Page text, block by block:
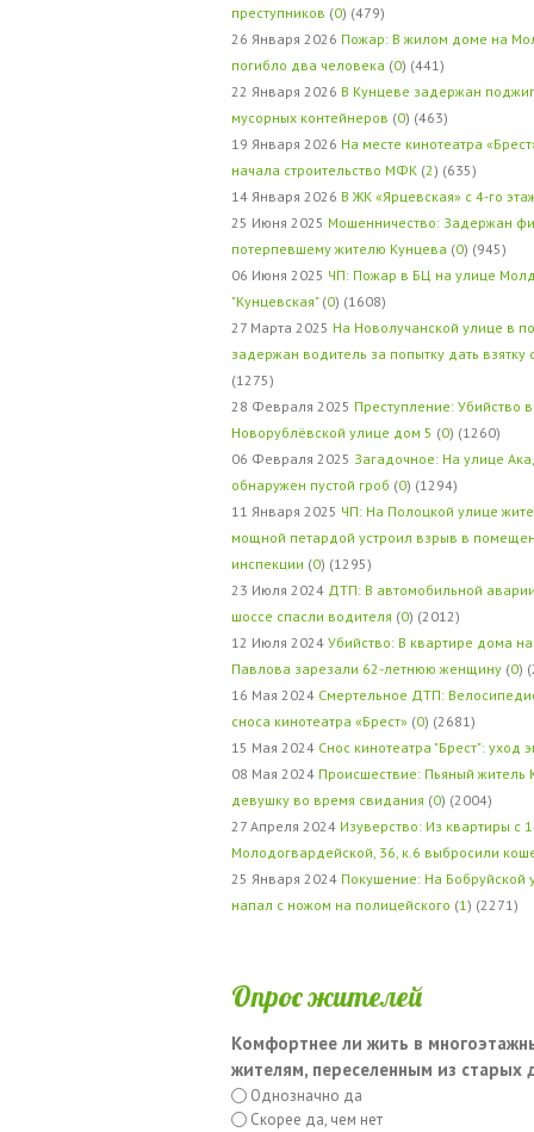
преступников (0) (479)
26 Января 2026 Пожар: В жилом доме на
погибло два человека (0) (441)
22 Января 2026 В Кунцеве задержан
мусорных контейнеров (0) (463)
19 Января 2026 На месте кинотеатра
начала строительство МФК (2) (635)
14 Января 2026 В ЖК «Ярцевская» с 4-го
25 Июня 2025 Мошенничество: Задержан
потерпевшему жителю Кунцева (0) (945)
06 Июня 2025 ЧП: Пожар в БЦ на улице
"Кунцевская" (0) (1608)
27 Марта 2025 На Новолучанской улице в
задержан водитель за попытку дать
(1275)
28 Февраля 2025 Преступление: Убийство
Новорублёвской улице дом 5 (0) (1260)
06 Февраля 2025 Загадочное: На улице
обнаружен пустой гроб (0) (1294)
11 Января 2025 ЧП: На Полоцкой улице
мощной петардой устроил взрыв в
инспекции (0) (1295)
23 Июля 2024 ДТП: В автомобильной
шоссе спасли водителя (0) (2012)
12 Июля 2024 Убийство: В квартире дома
Павлова зарезали 62-летнюю женщину (0)
16 Мая 2024 Смертельное ДТП:
сноса кинотеатра «Брест» (0) (2681)
15 Мая 2024 Снос кинотеатра "Брест": уход
08 Мая 2024 Происшествие: Пьяный житель
девушку во время свидания (0) (2004)
27 Апреля 2024 Изуверство: Из квартиры с
Молодогвардейской, 36, к.6 выбросили
25 Января 2024 Покушение: На Бобруйской
напал с ножом на полицейского (1 ) (2271)
Опрос жителей
Комфортнее ли жить в
жителям, переселенным из старых
Однозначно да
Скорее да, чем нет